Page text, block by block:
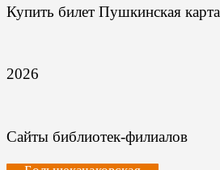
Купить билет Пушкинская карта
2026
Сайты библиотек-филиалов